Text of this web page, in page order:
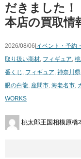
だきました！
本店の買取情
2026/08/06|イベント・予約
取り扱い商材 フィギュア
番くじ
フィギュア 神奈川県
眼の白龍 座間市 海老名市
WORKS
桃太郎王国相模原橋